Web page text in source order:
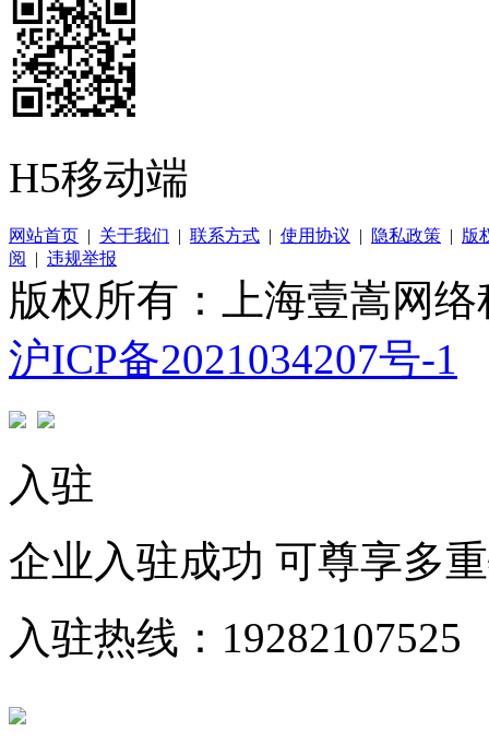
H5移动端
网站首页 | 关于我们 | 联系方式 | 使用协议 | 隐私政策 | 版
阅
| 违规举报
版权所有：上海壹嵩网
沪ICP备2021034207号-1
入驻
企业入驻成功 可尊享多
入驻热线：19282107525